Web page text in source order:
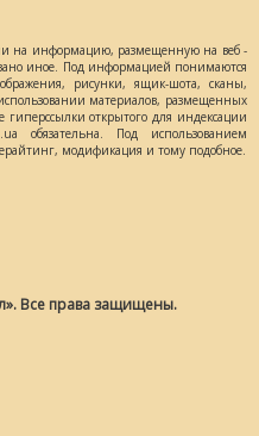
на информацию, размещенную на веб -
иное. Под информацией понимаются
рисунки, ящик-шота, сканы,
материалов, размещенных
открытого для индексации
обязательна. Под использованием
модификация и тому подобное.
Все права защищены.